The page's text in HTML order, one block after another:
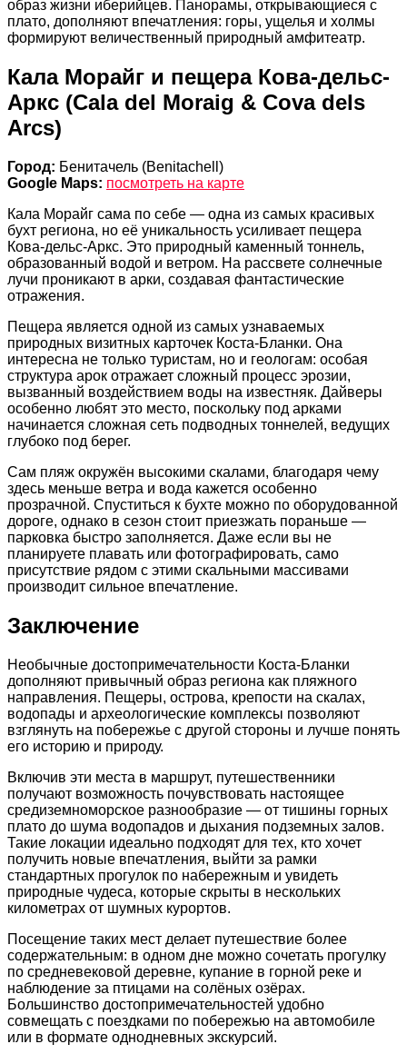
образ жизни иберийцев. Панорамы, открывающиеся с
плато, дополняют впечатления: горы, ущелья и холмы
формируют величественный природный амфитеатр.
Кала Морайг и пещера Кова-дельс-
Аркс (Cala del Moraig & Cova dels
Arcs)
Город: Бенитачель (Benitachell)
Google Maps: посмотреть на карте
Кала Морайг сама по себе — одна из самых красивых
бухт региона, но её уникальность усиливает пещера
Кова-дельс-Аркс. Это природный каменный тоннель,
образованный водой и ветром. На рассвете солнечные
лучи проникают в арки, создавая фантастические
отражения.
Пещера является одной из самых узнаваемых
природных визитных карточек Коста-Бланки. Она
интересна не только туристам, но и геологам: особая
структура арок отражает сложный процесс эрозии,
вызванный воздействием воды на известняк. Дайверы
особенно любят это место, поскольку под арками
начинается сложная сеть подводных тоннелей, ведущих
глубоко под берег.
Сам пляж окружён высокими скалами, благодаря чему
здесь меньше ветра и вода кажется особенно
прозрачной. Спуститься к бухте можно по оборудованной
дороге, однако в сезон стоит приезжать пораньше —
парковка быстро заполняется. Даже если вы не
планируете плавать или фотографировать, само
присутствие рядом с этими скальными массивами
производит сильное впечатление.
Заключение
Необычные достопримечательности Коста-Бланки
дополняют привычный образ региона как пляжного
направления. Пещеры, острова, крепости на скалах,
водопады и археологические комплексы позволяют
взглянуть на побережье с другой стороны и лучше понять
его историю и природу.
Включив эти места в маршрут, путешественники
получают возможность почувствовать настоящее
средиземноморское разнообразие — от тишины горных
плато до шума водопадов и дыхания подземных залов.
Такие локации идеально подходят для тех, кто хочет
получить новые впечатления, выйти за рамки
стандартных прогулок по набережным и увидеть
природные чудеса, которые скрыты в нескольких
километрах от шумных курортов.
Посещение таких мест делает путешествие более
содержательным: в одном дне можно сочетать прогулку
по средневековой деревне, купание в горной реке и
наблюдение за птицами на солёных озёрах.
Большинство достопримечательностей удобно
совмещать с поездками по побережью на автомобиле
или в формате однодневных экскурсий.